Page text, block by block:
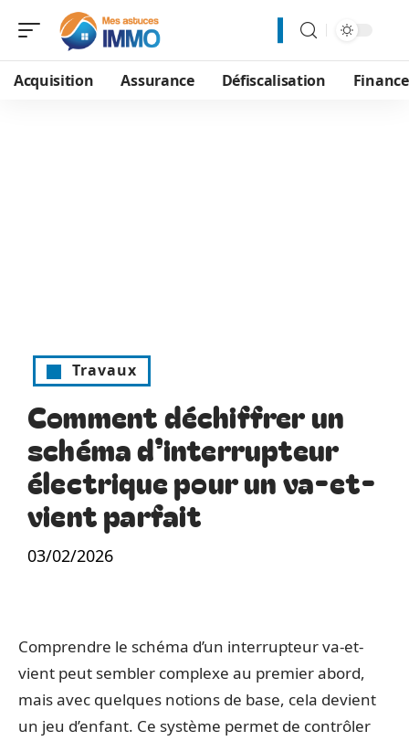
Acquisition Assurance Défiscalisation
Travaux
Comment déchiffrer un
schéma d’interrupteur
électrique pour un va-et-
vient parfait
03/02/2026
Comprendre le schéma d’un interrupteur va-et-
vient peut sembler complexe au premier abord,
mais avec quelques notions de base, cela devient
un jeu d’enfant. Ce système permet de contrôler